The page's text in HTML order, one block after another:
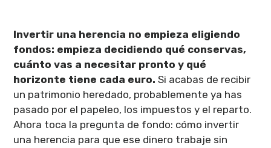
Invertir una herencia no empieza eligiendo
fondos: empieza decidiendo qué conservas,
cuánto vas a necesitar pronto y qué
horizonte tiene cada euro. Si acabas de recibir
un patrimonio heredado, probablemente ya has
pasado por el papeleo, los impuestos y el reparto.
Ahora toca la pregunta de fondo: cómo invertir
una herencia para que ese dinero trabaje sin